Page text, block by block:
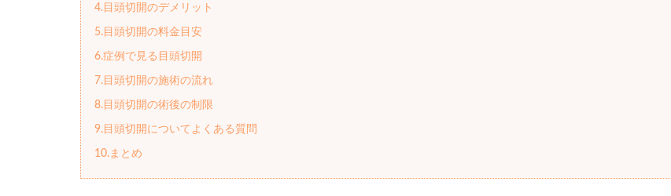
心臓外科医として勤務したのち、大手美容外科院長を経てグローバルビューティークリニックを開
院。現在は大阪、麻布、銀座に3院展開しており、年間6,400件以上の鼻整形を実施している。目頭切
開や二重手術、クマ取りや脂肪吸引など鼻整形以外の美容整形手術も得意としている。
<保有資格・所属学会など>
医師免許
4.目頭切開のデメリット
5.目頭切開の料金目安
6.症例で見る目頭切開
7.目頭切開の施術の流れ
8.目頭切開の術後の制限
9.目頭切開についてよくある質問
10.まとめ